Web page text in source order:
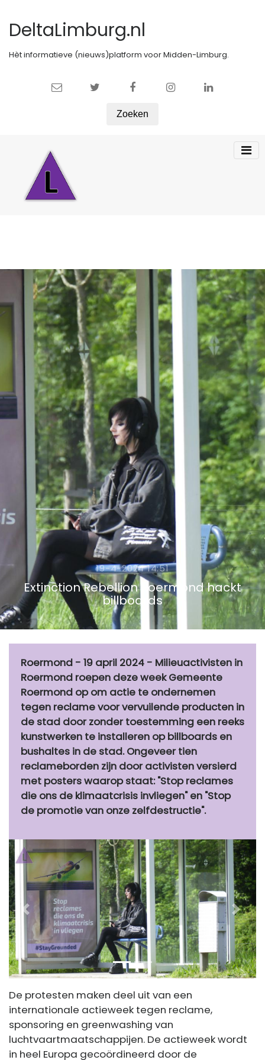
DeltaLimburg.nl
Hèt informatieve (nieuws)platform voor Midden-Limburg.
Zoeken
19-4-2024 14:51
Extinction Rebellion Roermond hackt
billboards
Roermond - 19 april 2024 - Milieuactivisten in
Roermond roepen deze week Gemeente
Roermond op om actie te ondernemen
tegen reclame voor vervuilende producten in
de stad door zonder toestemming een reeks
kunstwerken te installeren op billboards en
bushaltes in de stad. Ongeveer tien
reclameborden zijn door activisten versierd
met posters waarop staat: "Stop reclames
die ons de klimaatcrisis invliegen" en "Stop
de promotie van onze zelfdestructie".
Previous Next
De protesten maken deel uit van een
internationale actieweek tegen reclame,
sponsoring en greenwashing van
luchtvaartmaatschappijen. De actieweek wordt
in heel Europa gecoördineerd door de